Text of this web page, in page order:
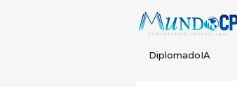
DiplomadoIA